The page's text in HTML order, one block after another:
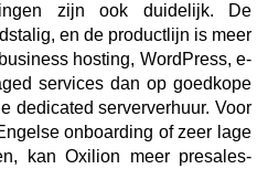
zijn ook duidelijk. De
en de productlijn is meer
hosting, WordPress, e-
services dan op goedkope
dedicated serververhuur. Voor
onboarding of zeer lage
kan Oxilion meer presales-